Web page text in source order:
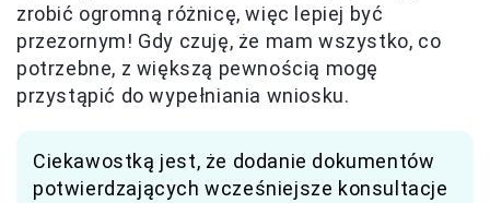
zrobić ogromną różnicę, więc lepiej być
przezornym! Gdy czuję, że mam wszystko, co
potrzebne, z większą pewnością mogę
przystąpić do wypełniania wniosku.
Ciekawostką jest, że dodanie dokumentów
potwierdzających wcześniejsze konsultacje